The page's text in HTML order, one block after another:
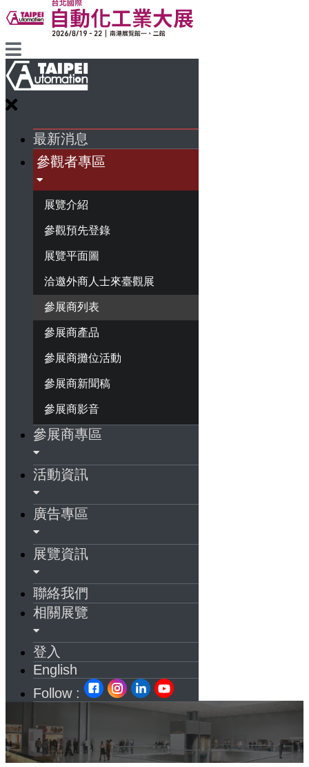
最新消息
參觀者專區
展覽介紹
參觀預先登錄
展覽平面圖
洽邀外商人士來臺觀展
參展商列表
參展商產品
參展商攤位活動
參展商新聞稿
參展商影音
參展商專區
活動資訊
廣告專區
展覽資訊
聯絡我們
相關展覽
登入
English
Follow :